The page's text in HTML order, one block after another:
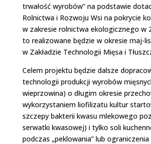
trwałość wyrobów” na podstawie
Rolnictwa i Rozwoju Wsi na pokrycie
w zakresie rolnictwa ekologicznego w
to realizowane będzie w okresie maj-
w Zakładzie Technologii Mięsa i
Celem projektu będzie dalsze
technologii produkcji wyrobów
wieprzowina) o długim okresie
wykorzystaniem liofilizatu kultur
szczepy bakterii kwasu mlekowego
serwatki kwasowej) i tylko soli
podczas „peklowania” lub